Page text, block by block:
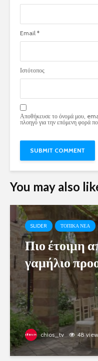
Email *
Ιστότοπος
Αποθήκευσε το όνομά μου,
πλοηγό για την επόμενη φορά
You may also
SLIDER ΤΟΠΙΚΑ ΝΕΑ
Πιο έτοιμη
γαμήλιο
chios_tv 48